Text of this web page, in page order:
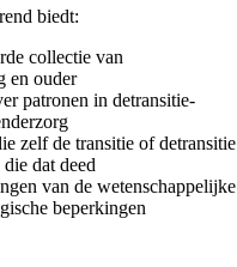
biedt:
collectie van
en ouder
patronen in detransitie-
zelf de transitie of detransitie
dat deed
van de wetenschappelijke
beperkingen